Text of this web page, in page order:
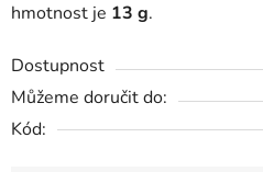
hmotnost je 13 g.
Dostupnost
Můžeme doručit do:
Kód: